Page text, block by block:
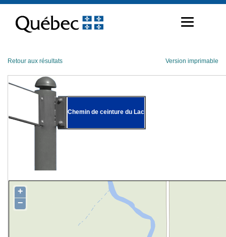
contenu
Retour aux résultats Version imprimable
Chemin de ceinture du Lac
+
−